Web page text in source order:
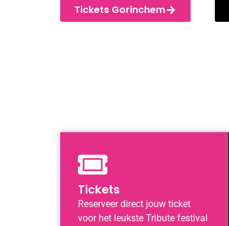
Tickets Gorinchem
Tickets
Reserveer direct jouw ticket
voor het leukste Tribute festival